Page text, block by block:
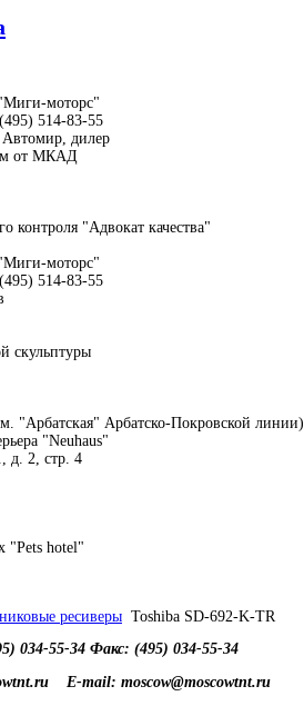
моторс"
514-83-55
дилер
от МКАД
контроля "Адвокат качества"
моторс"
514-83-55
скульптуры
"Арбатская" Арбатско-Покровской линии)
"Neuhaus"
д. 2, стр. 4
"Рets hotel"
ресиверы Toshiba SD-692-K-TR
034-55-34 Факс: (495) 034-55-34
E-mail: moscow@moscowtnt.ru